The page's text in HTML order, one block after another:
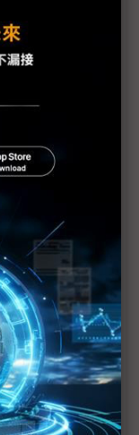
飲革命
區物聯網市場
數位轉型
襲來
的資料中心
二成長曲線 外
動牙醫診斷服